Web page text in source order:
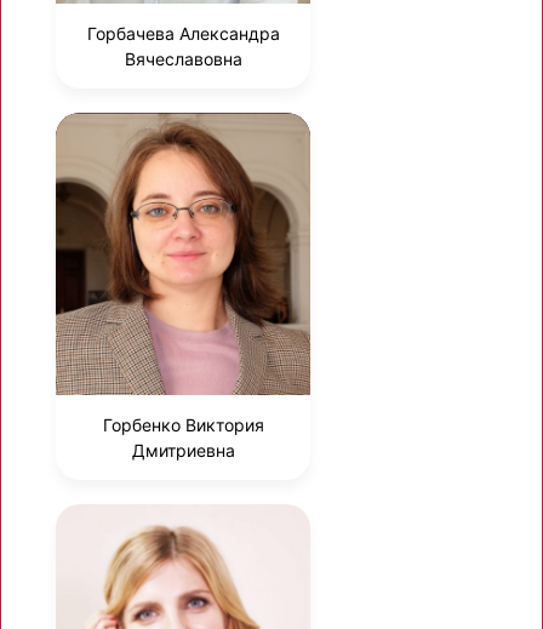
Горбачева Александра
Вячеславовна
Горбенко Виктория
Дмитриевна